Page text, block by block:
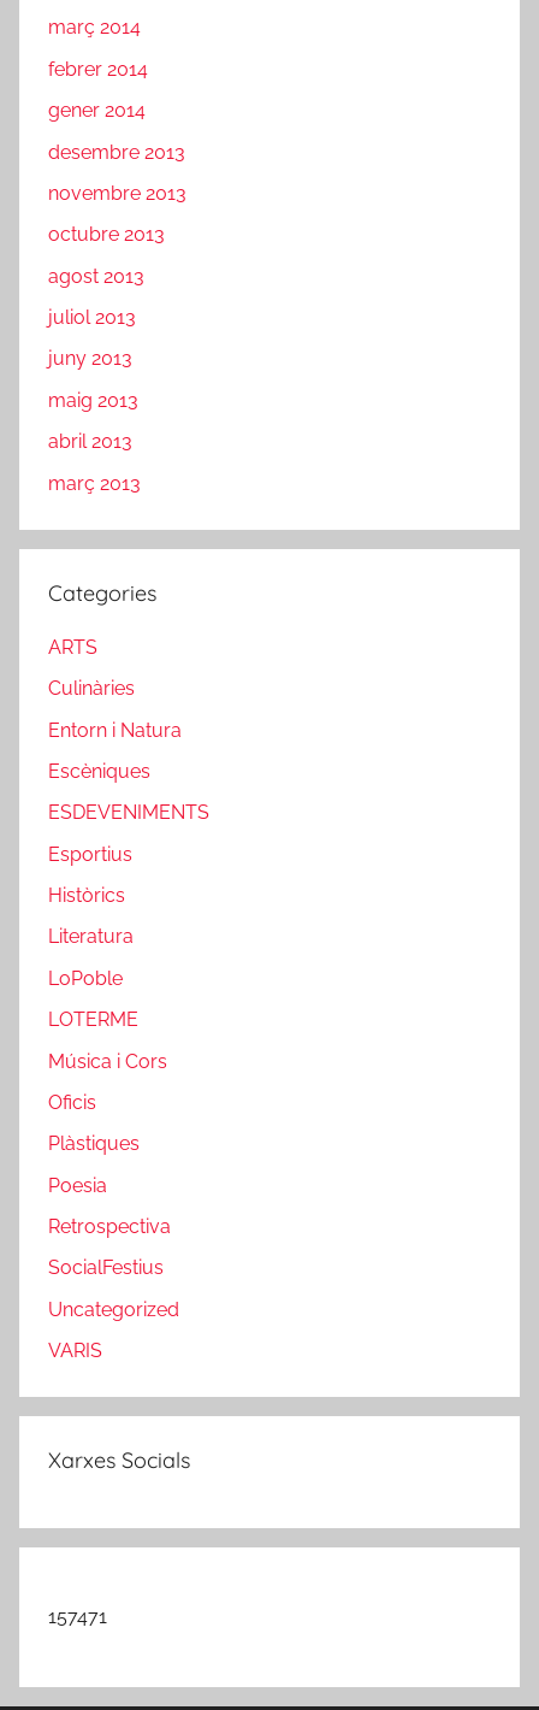
març 2014
febrer 2014
gener 2014
desembre 2013
novembre 2013
octubre 2013
agost 2013
juliol 2013
juny 2013
maig 2013
abril 2013
març 2013
Categories
ARTS
Culinàries
Entorn i Natura
Escèniques
ESDEVENIMENTS
Esportius
Històrics
Literatura
LoPoble
LOTERME
Música i Cors
Oficis
Plàstiques
Poesia
Retrospectiva
SocialFestius
Uncategorized
VARIS
Xarxes Socials
157471